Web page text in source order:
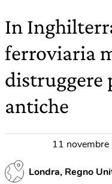
In
ferroviaria
distruggere
antiche
11
Londra, Regno